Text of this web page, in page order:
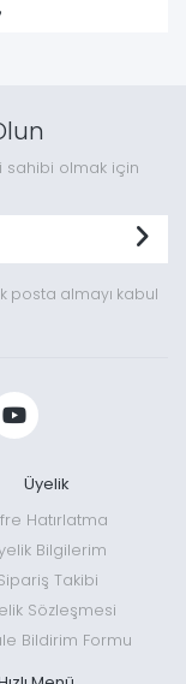
sahibi olmak için
posta almayı kabul
Üyelik
Hatırlatma
Bilgilerim
Takibi
Sözleşmesi
Bildirim Formu